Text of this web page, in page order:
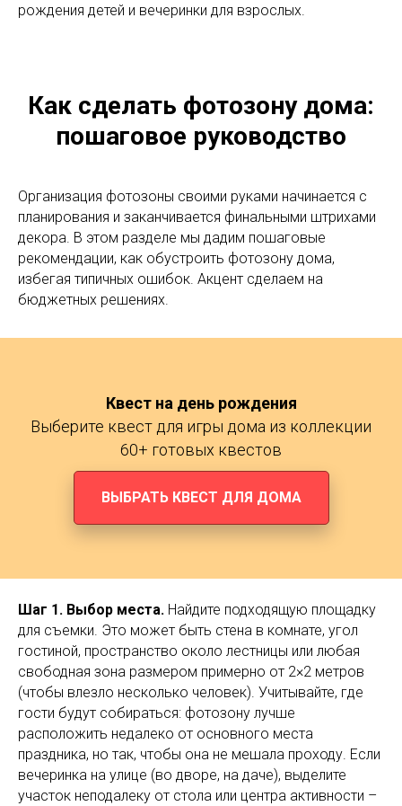
рождения детей и вечеринки для взрослых.
Как сделать фотозону дома:
пошаговое руководство
Организация фотозоны своими руками начинается с
планирования и заканчивается финальными штрихами
декора. В этом разделе мы дадим пошаговые
рекомендации, как обустроить фотозону дома,
избегая типичных ошибок. Акцент сделаем на
бюджетных решениях.
Квест на день рождения
Выберите квест для игры дома из коллекции
60+ готовых квестов
ВЫБРАТЬ КВЕСТ ДЛЯ ДОМА
Шаг 1. Выбор места. Найдите подходящую площадку
для съемки. Это может быть стена в комнате, угол
гостиной, пространство около лестницы или любая
свободная зона размером примерно от 2×2 метров
(чтобы влезло несколько человек). Учитывайте, где
гости будут собираться: фотозону лучше
расположить недалеко от основного места
праздника, но так, чтобы она не мешала проходу. Если
вечеринка на улице (во дворе, на даче), выделите
участок неподалеку от стола или центра активности –